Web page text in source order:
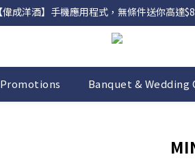
網店購滿 $500 即享免費送貨服務📦
網店購滿 $500 即享免費送貨服務📦
Promotions Banquet & Wedding